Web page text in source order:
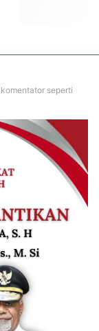
seperti